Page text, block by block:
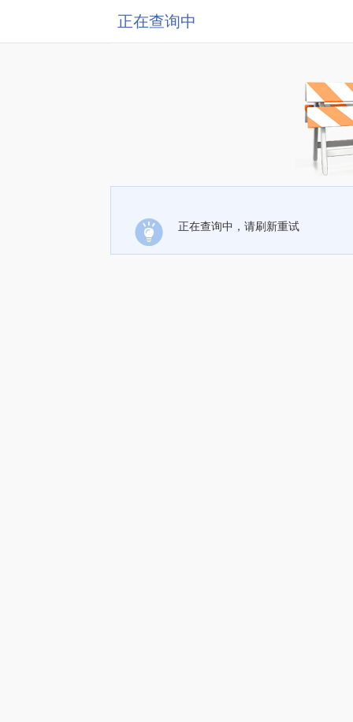
正在查询中
正在查询中，请刷新重试